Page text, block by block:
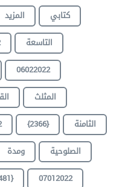
المزيد
كتابي
التاسعة
06022022
المثلث
{2366}
الثامنة
ومدة
الصلوحية
07012022